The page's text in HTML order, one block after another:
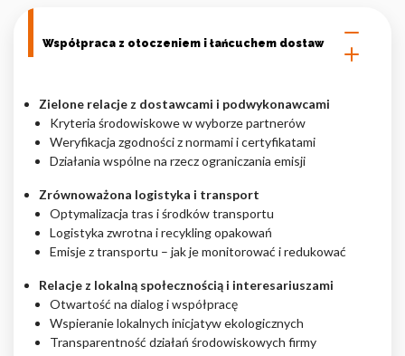
Współpraca z otoczeniem i łańcuchem dostaw
Zielone relacje z dostawcami i podwykonawcami
Kryteria środowiskowe w wyborze partnerów
Weryfikacja zgodności z normami i certyfikatami
Działania wspólne na rzecz ograniczania emisji
Zrównoważona logistyka i transport
Optymalizacja tras i środków transportu
Logistyka zwrotna i recykling opakowań
Emisje z transportu – jak je monitorować i redukować
Relacje z lokalną społecznością i interesariuszami
Otwartość na dialog i współpracę
Wspieranie lokalnych inicjatyw ekologicznych
Transparentność działań środowiskowych firmy